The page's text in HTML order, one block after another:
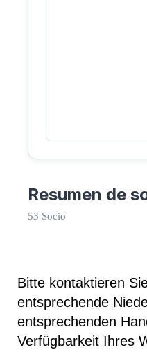
Resumen de
53 Socio
Bitte kontaktieren
entsprechende
entsprechenden
Verfügbarkeit Ihres